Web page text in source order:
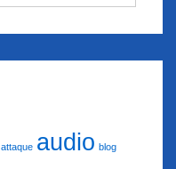
attaque audio blog